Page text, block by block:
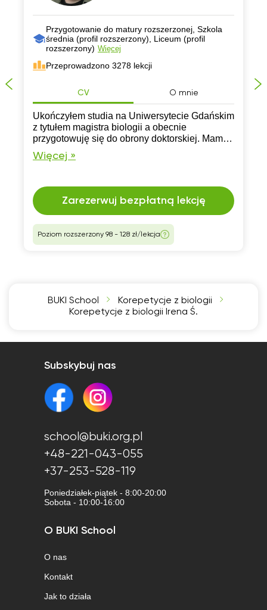
Przygotowanie do matury rozszerzonej, Szkola
średnia (profil rozszerzony), Liceum (profil
rozszerzony) Więcej
Przeprowadzono 3278 lekcji
CV O mnie
Ukończyłem studia na Uniwersytecie Gdańskim
z tytułem magistra biologii a obecnie
przygotowuję się do obrony doktorskiej. Mam
doświadczenie w nauczaniu i chętnie oferuję
swoją pomoc nauce, rozwiązywaniu zadań i
Więcej »
Zarezerwuj bezpłatną lekcję
Poziom rozszerzony 98 - 128 zł/lekcja
BUKI School
Korepetycje z biologii
Korepetycje z biologii Irena Ś.
Subskybuj nas
school@buki.org.pl
+48-221-043-055
+37-253-528-119
Poniedziałek-piątek - 8:00-20:00
Sobota - 10:00-16:00
O BUKI School
O nas
Kontakt
Jak to działa